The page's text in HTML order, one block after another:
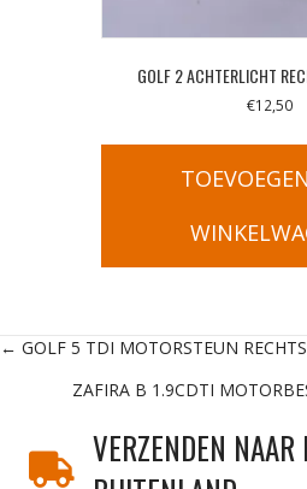
GOLF 2 ACHTERLICHT
€12,50
Posts
navigation
← GOLF 5 TDI MOTORSTEUN
ZAFIRA B 1.9CDTI
VERZENDEN